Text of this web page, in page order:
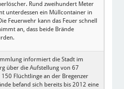
Rund zweihundert Meter
unterdessen ein Müllcontainer in
Feuerwehr kann das Feuer schnell
an, dass beide Brände
informiert die Stadt im
über die Aufstellung von 67
Flüchtlinge an der Bregenzer
befand sich bereits bis 2012 eine